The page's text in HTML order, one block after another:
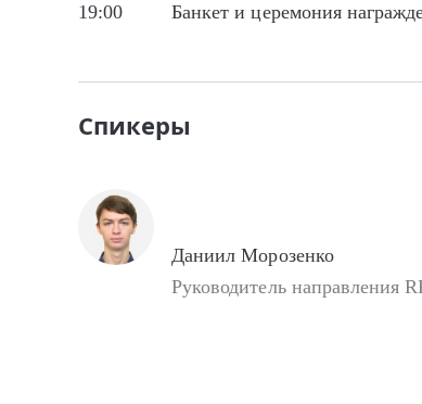
19:00 Банкет и церемония
Спикеры
Даниил Морозенко
Руководитель направления